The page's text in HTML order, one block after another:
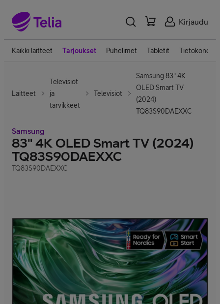
Kirjaudu
Kaikki laitteet Tarjoukset Puhelimet Tabletit Tietokoneet
Laitteet
Televisiot
ja
tarvikkeet
Televisiot
Samsung 83" 4K
OLED Smart TV
(2024)
TQ83S90DAEXXC
Samsung
83" 4K OLED Smart TV (2024)
TQ83S90DAEXXC
TQ83S90DAEXXC